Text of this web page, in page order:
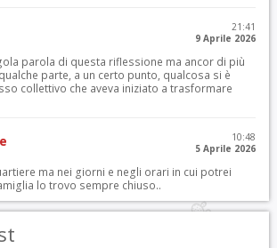
21:41
9 Aprile 2026
parola di questa riflessione ma ancor di più
parte, a un certo punto, qualcosa si è
collettivo che aveva iniziato a trasformare
10:48
5 Aprile 2026
ma nei giorni e negli orari in cui potrei
lo trovo sempre chiuso..